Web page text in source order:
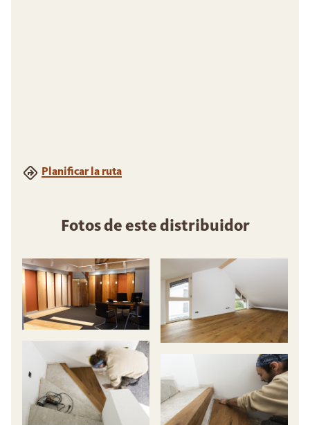
Planificar la ruta
Fotos de este distribuidor